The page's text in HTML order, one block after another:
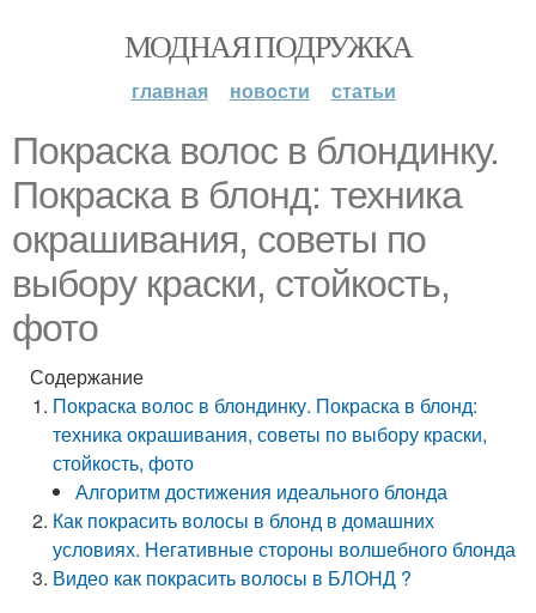
МОДНАЯ ПОДРУЖКА
главная новости статьи
Покраска волос в блондинку.
Покраска в блонд: техника
окрашивания, советы по
выбору краски, стойкость,
фото
Содержание
Покраска волос в блондинку. Покраска в блонд:
техника окрашивания, советы по выбору краски,
стойкость, фото
Алгоритм достижения идеального блонда
Как покрасить волосы в блонд в домашних
условиях. Негативные стороны волшебного блонда
Видео как покрасить волосы в БЛОНД ?